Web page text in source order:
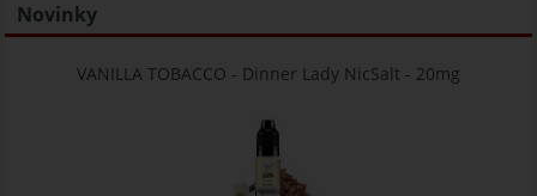
Novinky
VANILLA TOBACCO - Dinner Lady NicSalt - 20mg